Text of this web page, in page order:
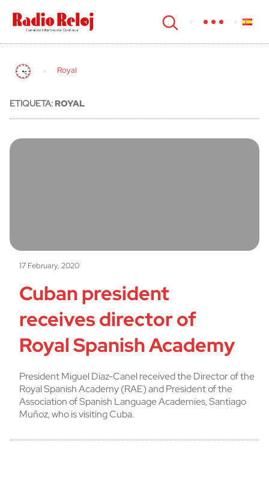
cerrar
Royal
ETIQUETA:ROYAL
17 February, 2020
Cuban president
receives director of
Royal Spanish Academy
President Miguel Diaz-Canel received the Director of the
Royal Spanish Academy (RAE) and President of the
Association of Spanish Language Academies, Santiago
Muñoz, who is visiting Cuba.